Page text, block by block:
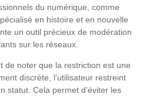
du numérique, comme
en histoire et en nouvelle
un outil précieux de modération
sur les réseaux.
de noter que la restriction est une
discrète, l’utilisateur restreint
statut. Cela permet d’éviter les